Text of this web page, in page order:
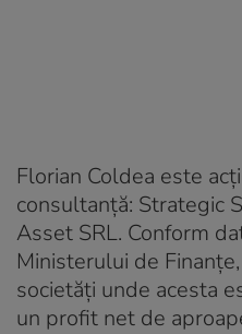
Florian Coldea este
consultanță: Strategic
Asset SRL. Conform
Ministerului de
societăți unde acesta
un profit net de